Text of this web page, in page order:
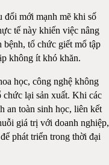
đổi mới mạnh mẽ khi số
tế này khiến việc nâng
bệnh, tổ chức giết mổ tập
không ít khó khăn.
học, công nghệ không
chức lại sản xuất. Khi các
an toàn sinh học, liên kết
giá trị với doanh nghiệp,
phát triển trong thời đại